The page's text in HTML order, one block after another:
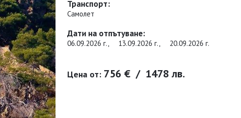
Транспорт:
Самолет
Дати на отпътуване:
06.09.2026 г., 13.09.2026 г., 20.09.2026 г.
Цена от: 756 € / 1478 лв.